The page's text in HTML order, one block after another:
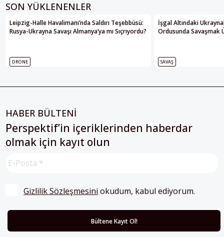
SON YÜKLENENLER
Leipzig-Halle Havalimanı’nda Saldırı Teşebbüsü:
Rusya-Ukrayna Savaşı Almanya’ya mı Sıçrıyordu?
DRONE
İşgal Altındaki
Ordusunda Savaşmak
SAVAŞ
HABER BÜLTENİ
Perspektif’in içeriklerinden haberdar
olmak için kayıt olun
Gizlilik Sözleşmesini okudum, kabul ediyorum.